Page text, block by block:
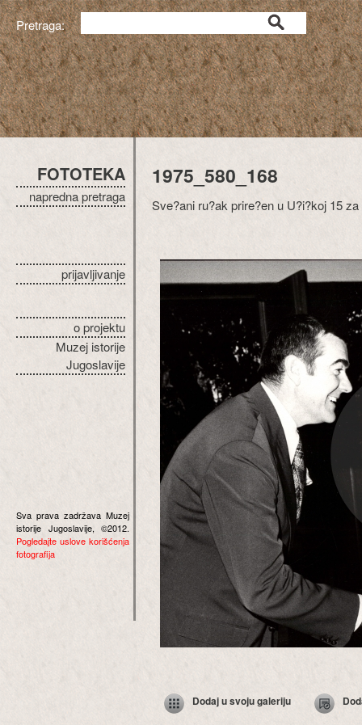
Pretraga:
FOTOTEKA
napredna pretraga
prijavljivanje
o projektu
Muzej istorije
Jugoslavije
Sva prava zadržava Muzej
istorije Jugoslavije, ©2012.
Pogledajte uslove korišćenja
fotografija
1975_580_168
Sve?ani ru?ak prire?en u U?i?koj 15
Dodaj u svoju galeriju